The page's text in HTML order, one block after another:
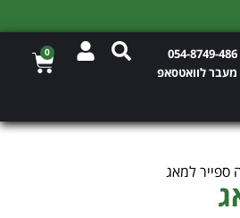
054-8749-486
מעבר לוואטסאפ
0
ספייר למאג